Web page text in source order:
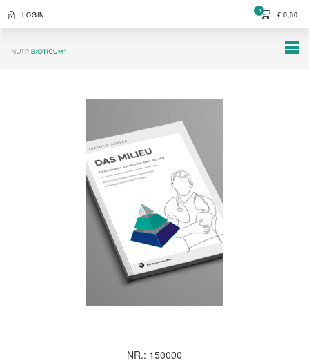
LOGIN € 0,00
0
NUTRIBIOTICUM
NR.: 150000